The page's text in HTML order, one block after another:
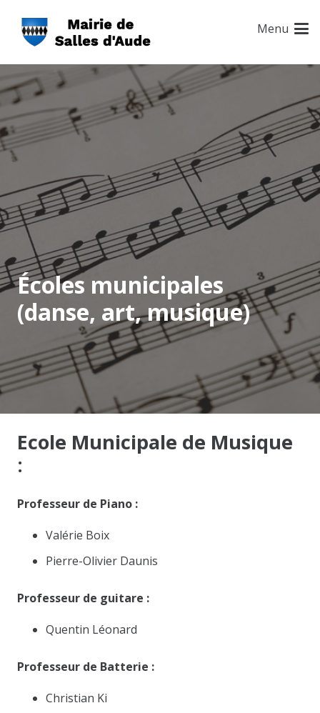
Menu
Écoles municipales
(danse, art, musique)
Ecole Municipale de Musique
:
Professeur de Piano :
Valérie Boix
Pierre-Olivier Daunis
Professeur de guitare :
Quentin Léonard
Professeur de Batterie :
Christian Ki